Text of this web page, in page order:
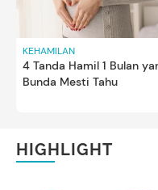
KEHAMILAN
4 Tanda Hamil 1 Bulan
Bunda Mesti Tahu
HIGHLIGHT